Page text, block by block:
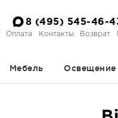
8 (495) 545-46-
Оплата Контакты Возврат
Мебель Освещение